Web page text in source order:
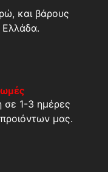
και βάρους
σε 1-3 ημέρες
μας.